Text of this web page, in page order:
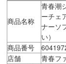
商品名称
青春潮
ーチェ
ナーソ
い）
商品番号
店舗
青春フ